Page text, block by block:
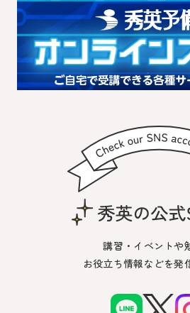
講習・イベントや
お役立ち情報などを発